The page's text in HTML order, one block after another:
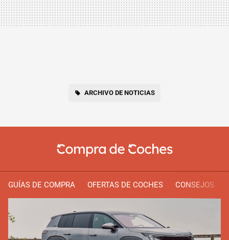
ARCHIVO DE NOTICIAS
GUÍAS DE COMPRA OFERTAS DE COCHES CONSEJOS